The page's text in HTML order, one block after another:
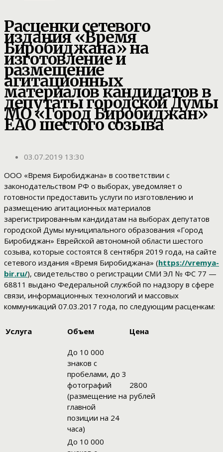
Расценки сетевого
издания «Время
Биробиджана» на
изготовление и
размещение
агитационных
материалов кандидатов в
депутаты городской Думы
МО «Город Биробиджан»
ЕАО шестого созыва
03.07.2019 13:30
ООО «Время Биробиджана» в соответствии с
законодательством РФ о выборах, уведомляет о
готовности предоставить услуги по изготовлению и
размещению агитационных материалов
зарегистрированным кандидатам на выборах депутатов
городской Думы муниципального образования «Город
Биробиджан» Еврейской автономной области шестого
созыва, которые состоятся 8 сентября 2019 года, на сайте
сетевого издания «Время Биробиджана» (https://vremya-
bir.ru/), свидетельство о регистрации СМИ ЭЛ № ФС 77 —
68811 выдано Федеральной службой по надзору в сфере
связи, информационных технологий и массовых
коммуникаций 07.03.2017 года, по следующим расценкам:
Услуга Объем Цена
До 10 000
знаков с
пробелами, до 3
фотографий
(размещение на
главной
позиции на 24
часа)
2800
рублей
До 10 000